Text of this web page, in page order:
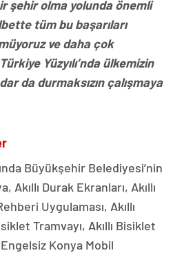
şehir olma yolunda önemli
tüm bu başarıları
ve daha çok
Yüzyılı’nda ülkemizin
da durmaksızın çalışmaya
Büyükşehir Belediyesi’nin
Durak Ekranları, Akıllı
Uygulaması, Akıllı
Tramvayı, Akıllı Bisiklet
Konya Mobil